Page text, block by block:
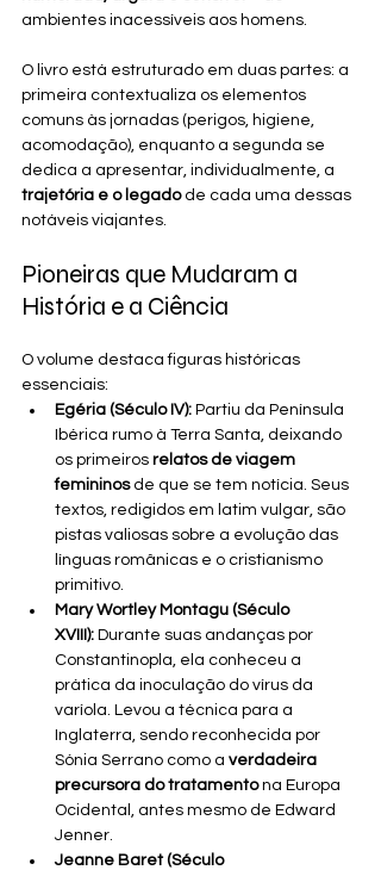
ambientes inacessíveis aos homens.
O livro está estruturado em duas partes: a
primeira contextualiza os elementos
comuns às jornadas (perigos, higiene,
acomodação), enquanto a segunda se
dedica a apresentar, individualmente, a
trajetória e o legado de cada uma dessas
notáveis viajantes.
Pioneiras que Mudaram a
História e a Ciência
O volume destaca figuras históricas
essenciais:
Egéria (Século IV): Partiu da Península
Ibérica rumo à Terra Santa, deixando
os primeiros relatos de viagem
femininos de que se tem notícia. Seus
textos, redigidos em latim vulgar, são
pistas valiosas sobre a evolução das
línguas românicas e o cristianismo
primitivo.
Mary Wortley Montagu (Século
XVIII): Durante suas andanças por
Constantinopla, ela conheceu a
prática da inoculação do vírus da
varíola. Levou a técnica para a
Inglaterra, sendo reconhecida por
Sónia Serrano como a verdadeira
precursora do tratamento na Europa
Ocidental, antes mesmo de Edward
Jenner.
Jeanne Baret (Século